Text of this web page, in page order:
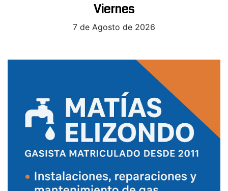
Viernes
7 de Agosto de 2026